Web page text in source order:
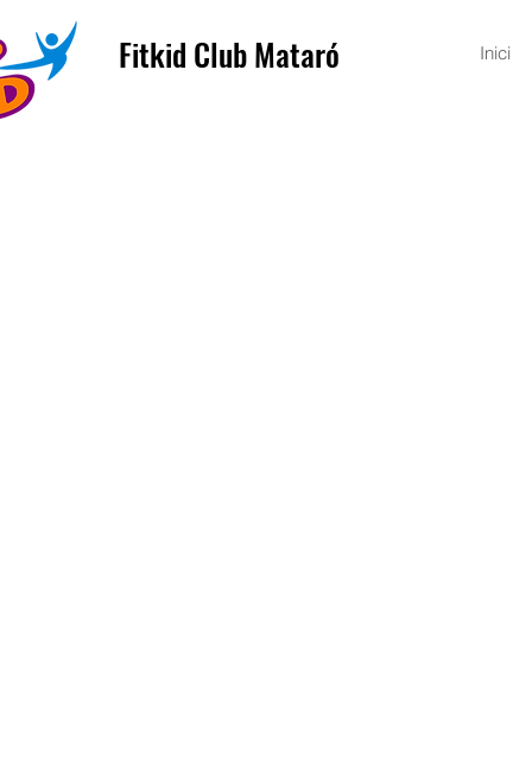
Inici
Fitkid Club Mataró